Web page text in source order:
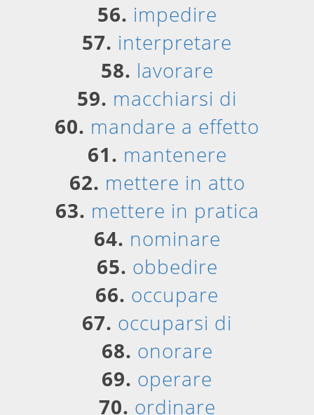
56. impedire
57. interpretare
58. lavorare
59. macchiarsi di
60. mandare a effetto
61. mantenere
62. mettere in atto
63. mettere in pratica
64. nominare
65. obbedire
66. occupare
67. occuparsi di
68. onorare
69. operare
70. ordinare